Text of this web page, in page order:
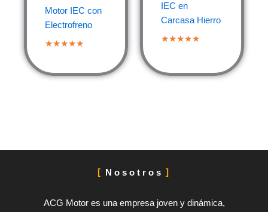
Motor IEC con
Electrofreno
★★★★★
IEC en
Carcasa Hierro
★★★★★
Nosotros
ACG Motor es una empresa joven y dinámica,